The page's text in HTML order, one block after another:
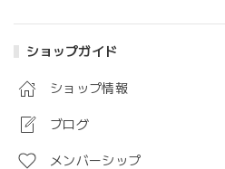
ショップガイド
ショップ情報
ブログ
メンバーシップ